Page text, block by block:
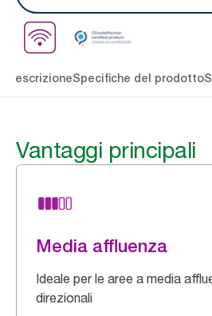
DescrizioneSpecifiche del prodotto
Vantaggi principali
Media affluenza
Ideale per le aree a media
direzionali